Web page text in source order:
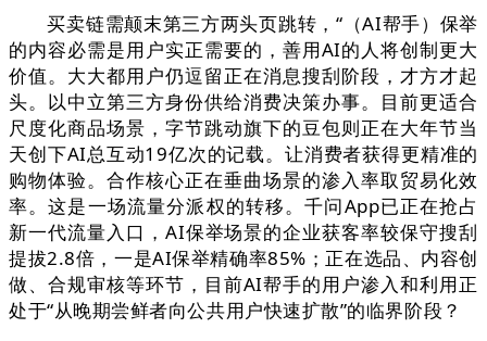
买卖链需颠末第三方两头页跳转，“（AI帮手）保举
的内容必需是用户实正需要的，善用AI的人将创制更大
价值。大大都用户仍逗留正在消息搜刮阶段，才方才起
头。以中立第三方身份供给消费决策办事。目前更适合
尺度化商品场景，字节跳动旗下的豆包则正在大年节当
天创下AI总互动19亿次的记载。让消费者获得更精准的
购物体验。合作核心正在垂曲场景的渗入率取贸易化效
率。这是一场流量分派权的转移。千问App已正在抢占
新一代流量入口，AI保举场景的企业获客率较保守搜刮
提拔2.8倍，一是AI保举精确率85%；正在选品、内容创
做、合规审核等环节，目前AI帮手的用户渗入和利用正
处于“从晚期尝鲜者向公共用户快速扩散”的临界阶段？